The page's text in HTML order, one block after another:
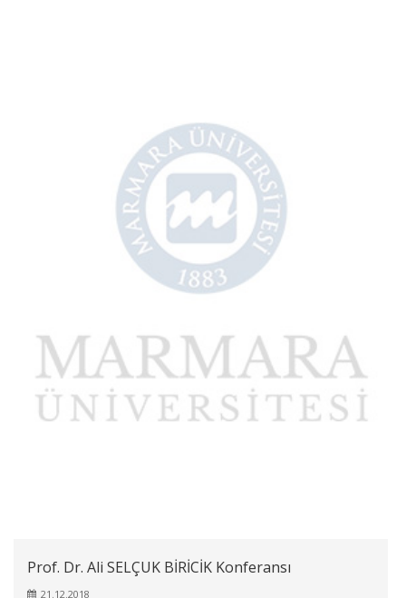
Prof. Dr. Ali SELÇUK BİRİCİK Konferansı
21.12.2018